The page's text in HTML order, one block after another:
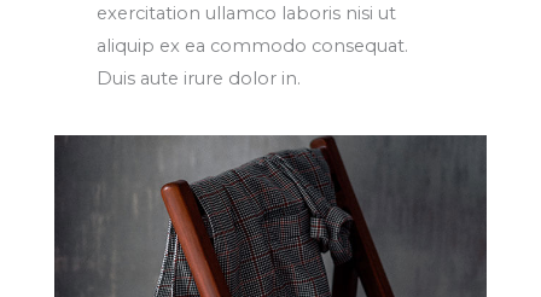
exercitation ullamco laboris nisi ut
aliquip ex ea commodo consequat.
Duis aute irure dolor in.